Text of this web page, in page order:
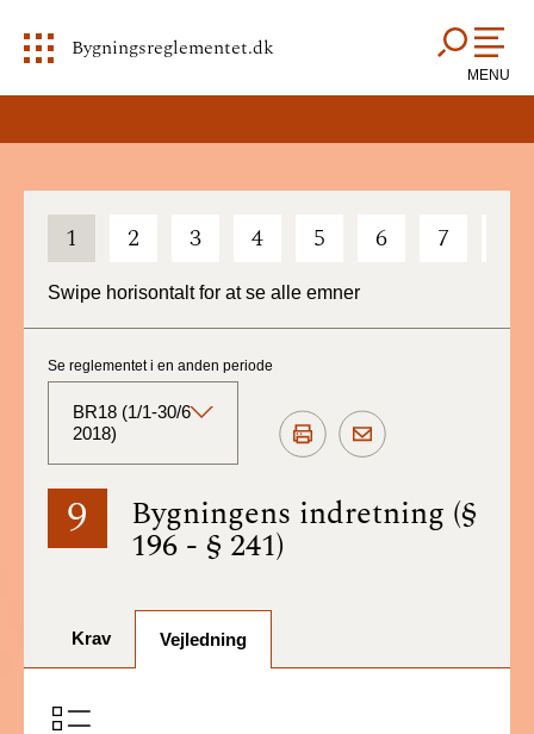
Bygningsreglementet.dk
MENU
1 2 3 4 5 6 7
Swipe horisontalt for at se alle emner
9 Bygningens indretning (§
196 - § 241)
Se reglementet i en anden periode
BR18 (1/1-30/6
2018)
BR18 (Aktuelt)
BR18 (1/7-31/12
BR18 (1/1-30/6
BR18 (1/7- 31/12
Krav Vejledning